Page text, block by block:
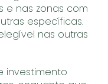
e nas zonas com
específicas.
nas outras
investimento